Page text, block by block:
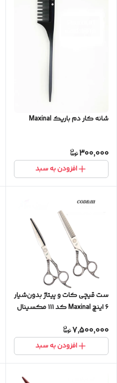
شانه کار دم باریک Maxinal
300,000
افزودن به سبد
ست قیچی کات و‌ پیتاژ بدون‌شیار
۶ اینچ Maxinal کد ۱۱۱ مکسینال
7,500,000
افزودن به سبد